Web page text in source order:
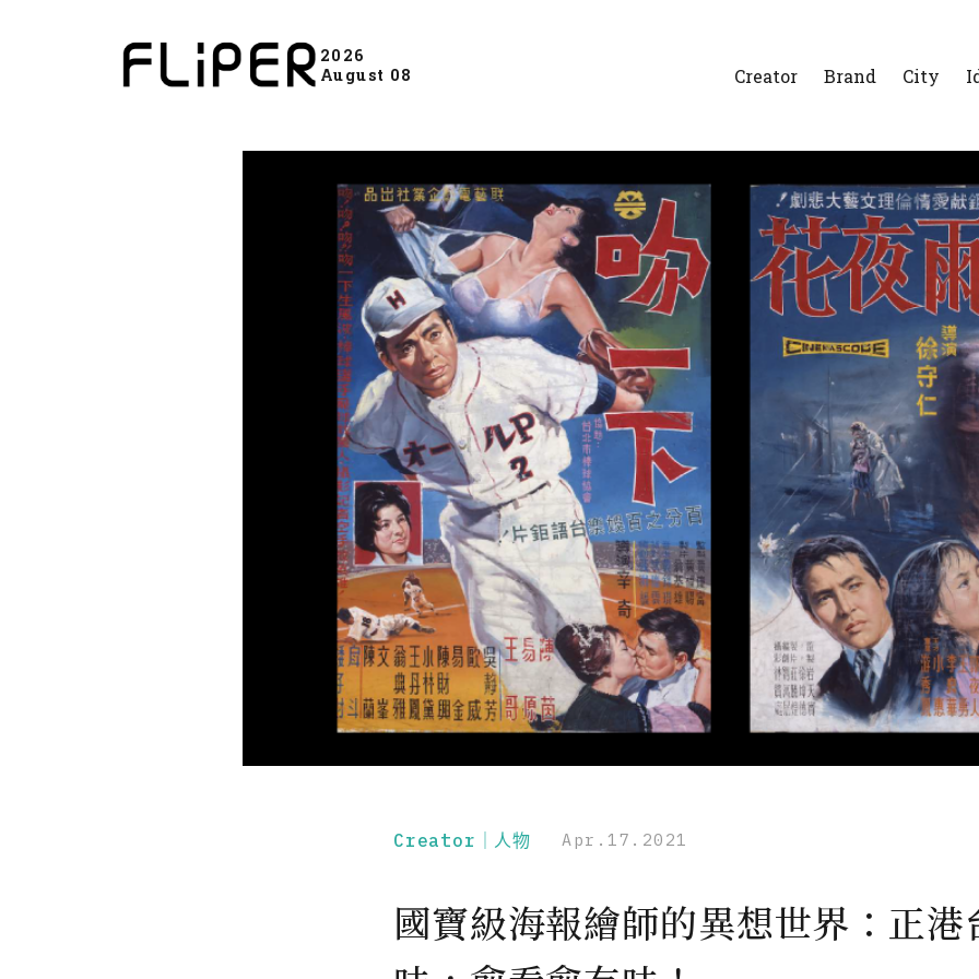
2026
August 08
Creator Brand City
Creator｜人物 Apr.17.2021
國寶級海報繪師的異想世界：正港